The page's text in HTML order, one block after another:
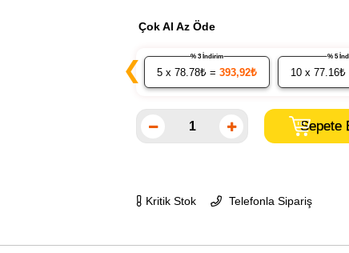
Çok Al Az Öde
❮ 5 x 78.78₺ = 393,92₺
% 3 İndirim
10 x 77.16₺
% 5
Kritik Stok Telefonla Sipariş